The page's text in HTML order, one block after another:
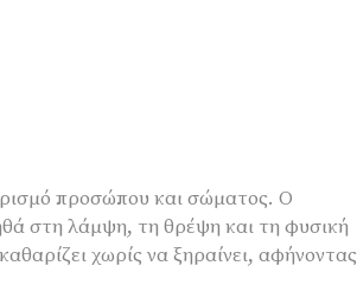
προσώπου και σώματος. Ο
στη λάμψη, τη θρέψη και τη φυσική
χωρίς να ξηραίνει, αφήνοντας